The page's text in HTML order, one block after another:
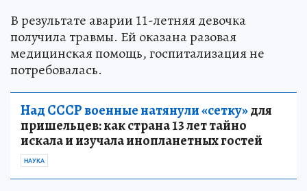
В результате аварии 11-летняя девочка
получила травмы. Ей оказана разовая
медицинская помощь, госпитализация не
потребовалась.
Над СССР военные натянули «сетку»для
пришельцев: как страна 13 лет тайно
искала и изучала инопланетных гостей
НАУКА